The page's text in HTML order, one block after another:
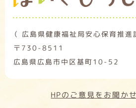
（ 広島県健康福祉局安心保育推進
〒730-8511
広島県広島市中区基町10-52
HPのご意見をお聞か